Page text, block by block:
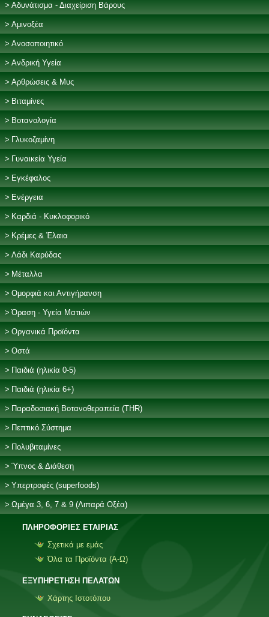
Αδυνάτισμα - Διαχείριση Βάρους
Αμινοξέα
Ανοσοποιητικό
Ανδρική Υγεία
Αρθρώσεις & Μυς
Βιταμίνες
Βοτανολογία
Γλυκοζαμίνη
Γυναικεία Υγεία
Εγκέφαλος
Ενέργεια
Καρδιά - Κυκλοφορικό
Κρέμες & Έλαια
Λάδι Καρύδας
Μέταλλα
Ομορφιά και Αντιγήρανση
Όραση - Υγεία Ματιών
Οργανικά Προϊόντα
Οστά
Παιδιά (ηλικία 0-5)
Παιδιά (ηλικία 6+)
Παραδοσιακή Βοτανοθεραπεία (THR)
Πεπτικό Σύστημα
Πολυβιταμίνες
Ύπνος & Διάθεση
Υπερτροφές (superfoods)
Ωμέγα 3, 6, 7 & 9 (Λιπαρά Οξέα)
ΠΛΗΡΟΦΟΡΙΕΣ ΕΤΑΙΡΙΑΣ
Σχετικά με εμάς
Όλα τα Προϊόντα (Α-Ω)
ΕΞΥΠΗΡΕΤΗΣΗ ΠΕΛΑΤΩΝ
Χάρτης Ιστοτόπου